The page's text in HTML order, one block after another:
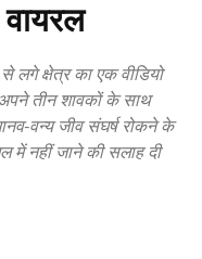
लगे क्षेत्र का एक वीडियो
तीन शावकों के साथ
वन्य जीव संघर्ष रोकने के
में नहीं जाने की सलाह दी